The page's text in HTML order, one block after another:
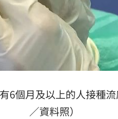
個月及以上的人接種
／資料照）